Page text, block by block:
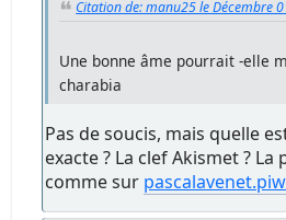
Citation de: manu25 le Décembre
Une bonne âme pourrait -elle
charabia
Pas de soucis, mais quelle
exacte ? La clef Akismet ?
comme sur